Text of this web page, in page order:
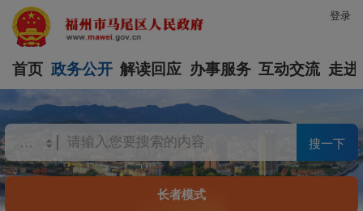
登录
首页 政务公开 解读回应 办事服务 互动交流 走进
搜一下
长者模式